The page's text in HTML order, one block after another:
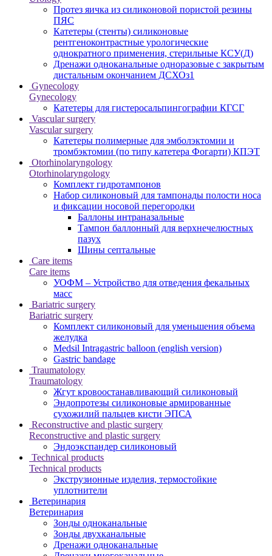
Протез яичка из силиконовой пористой резины
ПЯС
Катетеры (стенты) силиконовые
рентгеноконтрастные урологические
однократного применения, стерильные КСУ(Д)
Дренажи одноканальные одноразовые с закрытым
дистальным окончанием ДСХОз1
Gynecology
Gynecology
Катетеры для гистеросальпингографии КГСГ
Vascular surgery
Vascular surgery
Катетеры полимерные для эмболэктомии и
тромбэктомии (по типу катетера Фогарти) КПЭТ
Otorhinolaryngology
Otorhinolaryngology
Комплект гидротампонов
Набор силиконовый для тампонады полости носа
и фиксации носовой перегородки
Баллоны интраназальные
Тампон баллонный для верхнечелюстных
пазух
Шины септальные
Care items
Care items
УОФМ – Устройство для отведения фекальных
масс
Bariatric surgery
Bariatric surgery
Комплект силиконовый для уменьшения объема
желудка
Medsil Intragastric balloon (english version)
Gastric bandage
Traumatology
Traumatology
Жгут кровоостанавливающий силиконовый
Эндопротезы силиконовые армированные
сухожилий пальцев кисти ЭПСА
Reconstructive and plastic surgery
Reconstructive and plastic surgery
Эндоэкспандер силиконовый
Technical products
Technical products
Экструзионные изделия, термостойкие
уплотнители
Ветеринария
Ветеринария
Зонды одноканальные
Зонды двухканальные
Дренажи одноканальные